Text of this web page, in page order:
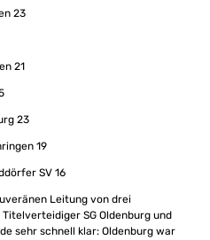
23
21
23
19
SV 16
Leitung von drei
SG Oldenburg und
sehr schnell klar: Oldenburg war